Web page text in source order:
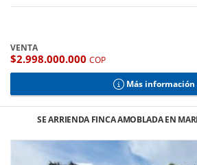
VENTA
$2.998.000.000 COP
Más información
SE ARRIENDA FINCA AMOBLADA EN